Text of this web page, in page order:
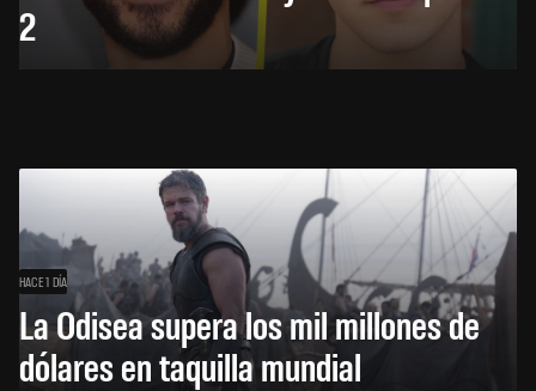
2
HACE 1 DÍA
La Odisea supera los mil millones de
dólares en taquilla mundial